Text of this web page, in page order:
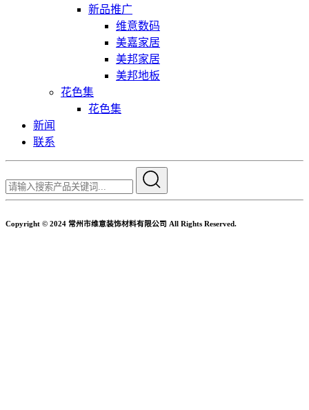
新品推广
维意数码
美嘉家居
美邦家居
美邦地板
花色集
花色集
新闻
联系
Copyright © 2024 常州市维意装饰材料有限公司 All Rights Reserved.